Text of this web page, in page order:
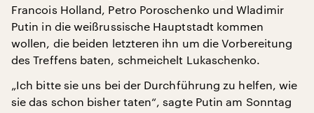
Francois Holland, Petro Poroschenko und Wladimir
Putin in die weißrussische Hauptstadt kommen
wollen, die beiden letzteren ihn um die Vorbereitung
des Treffens baten, schmeichelt Lukaschenko.
„Ich bitte sie uns bei der Durchführung zu helfen, wie
sie das schon bisher taten“, sagte Putin am Sonntag